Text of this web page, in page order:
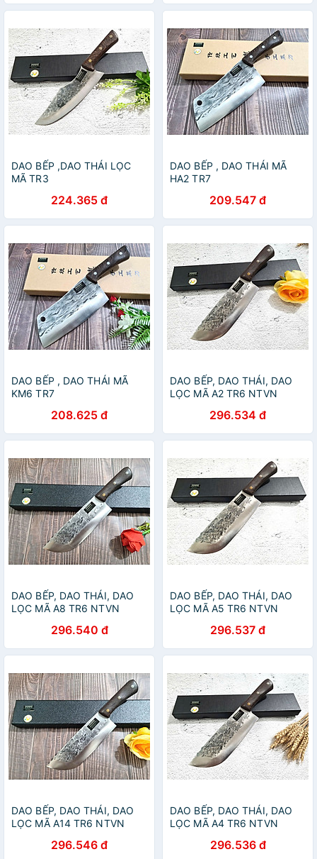
DAO BẾP ,DAO THÁI LỌC
MÃ TR3
224.365 đ
DAO BẾP , DAO THÁI MÃ
HA2 TR7
209.547 đ
DAO BẾP , DAO THÁI MÃ
KM6 TR7
208.625 đ
DAO BẾP, DAO THÁI, DAO
LỌC MÃ A2 TR6 NTVN
296.534 đ
DAO BẾP, DAO THÁI, DAO
LỌC MÃ A8 TR6 NTVN
296.540 đ
DAO BẾP, DAO THÁI, DAO
LỌC MÃ A5 TR6 NTVN
296.537 đ
DAO BẾP, DAO THÁI, DAO
LỌC MÃ A14 TR6 NTVN
296.546 đ
DAO BẾP, DAO THÁI, DAO
LỌC MÃ A4 TR6 NTVN
296.536 đ